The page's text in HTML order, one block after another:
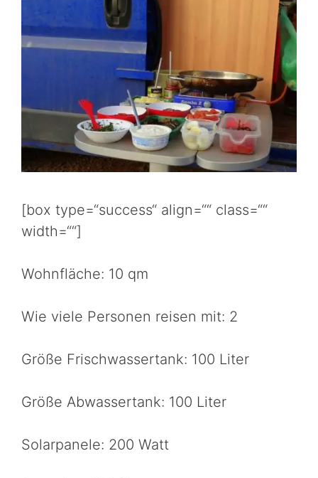
[box type=“success“ align=““ class=““
width=““]
Wohnfläche: 10 qm
Wie viele Personen reisen mit: 2
Größe Frischwassertank: 100 Liter
Größe Abwassertank: 100 Liter
Solarpanele: 200 Watt